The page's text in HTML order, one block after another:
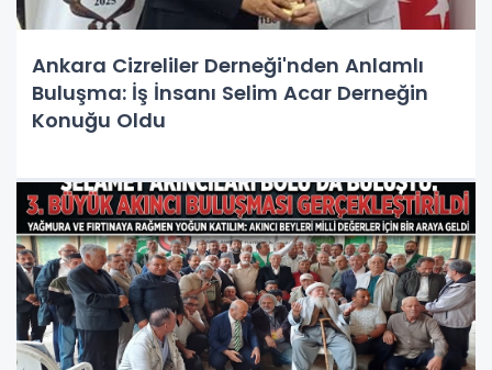
Ankara Cizreliler Derneği'nden Anlamlı
Buluşma: İş İnsanı Selim Acar Derneğin
Konuğu Oldu